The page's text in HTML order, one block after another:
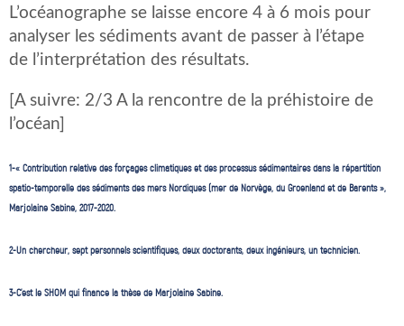
L’océanographe se laisse encore 4 à 6 mois pour
analyser les sédiments avant de passer à l’étape
de l’interprétation des résultats.
[A suivre: 2/3 A la rencontre de la préhistoire de
l’océan]
1-« Contribution relative des forçages climatiques et des processus sédimentaires dans la répartition
spatio-temporelle des sédiments des mers Nordiques (mer de Norvège, du Groenland et de Barents »,
Marjolaine Sabine, 2017-2020.
2-Un chercheur, sept personnels scientifiques, deux doctorants, deux ingénieurs, un technicien.
3-C’est le SHOM qui finance la thèse de Marjolaine Sabine.